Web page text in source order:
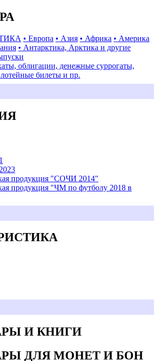
• Европа • Азия • Африка • Америка
• Антарктика, Арктика и другие
облигации, денежные суррогаты,
билеты и пр.
продукция "СОЧИ 2014"
продукция "ЧМ по футболу 2018 в
И КНИГИ
ДЛЯ МОНЕТ И БОН